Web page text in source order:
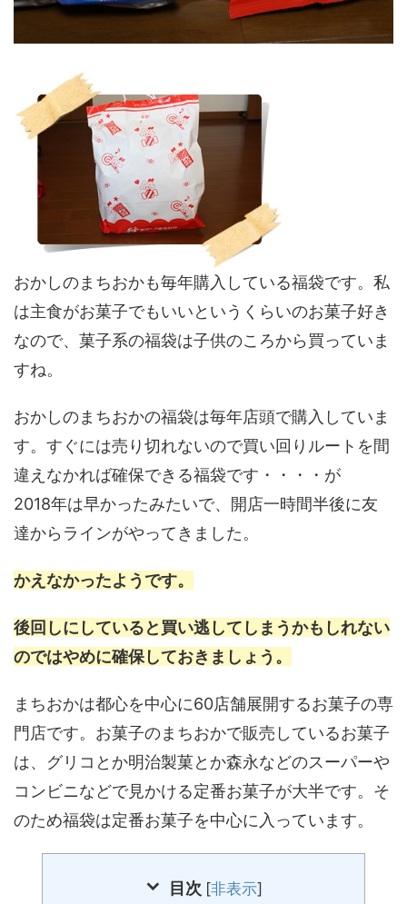
おかしのまちおかも毎年購入している福袋です。私
は主食がお菓子でもいいというくらいのお菓子好き
なので、菓子系の福袋は子供のころから買っていま
すね。
おかしのまちおかの福袋は毎年店頭で購入していま
す。すぐには売り切れないので買い回りルートを間
違えなかれば確保できる福袋です・・・・が
2018年は早かったみたいで、開店一時間半後に友
達からラインがやってきました。
かえなかったようです。
後回しにしていると買い逃してしまうかもしれない
のではやめに確保しておきましょう。
まちおかは都心を中心に60店舗展開するお菓子の専
門店です。お菓子のまちおかで販売しているお菓子
は、グリコとか明治製菓とか森永などのスーパーや
コンビニなどで見かける定番お菓子が大半です。そ
のため福袋は定番お菓子を中心に入っています。
目次 [非表示]